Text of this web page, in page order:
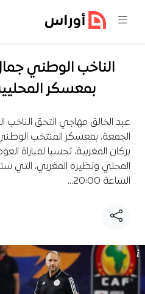
الناخب الوطني
بمعسكر
عبد الخالق مهاجي التحق
الجمعة، بمعسكر المنتخب
بركان المغربية، تحسبا لمباراة
المحلي ونظيره المغربي، التي
الساعة 20:00…